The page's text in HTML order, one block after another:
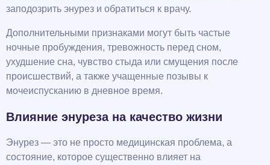
заподозрить энурез и обратиться к врачу.
Дополнительными признаками могут быть частые
ночные пробуждения, тревожность перед сном,
ухудшение сна, чувство стыда или смущения после
происшествий, а также учащенные позывы к
мочеиспусканию в дневное время.
Влияние энуреза на качество жизни
Энурез — это не просто медицинская проблема, а
состояние, которое существенно влияет на